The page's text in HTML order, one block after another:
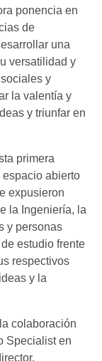
ponencia en
de
una
versatilidad y
y
la valentía y
y triunfar en
primera
abierto
expusieron
la Ingeniería, la
y personas
estudio frente
respectivos
y la
colaboración
Specialist en